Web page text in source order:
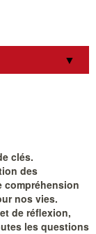
clés.
des
compréhension
nos vies.
de réflexion,
les questions